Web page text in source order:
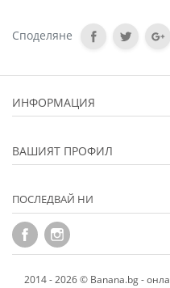
Споделяне
ИНФОРМАЦИЯ
ВАШИЯТ ПРОФИЛ
ПОСЛЕДВАЙ НИ
2014 - 2026 © Banana.bg -